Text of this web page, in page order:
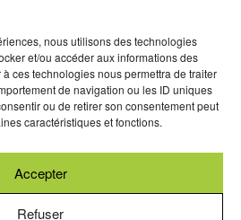
nous utilisons des technologies
et/ou accéder aux informations des
ces technologies nous permettra de traiter
de navigation ou les ID uniques
ou de retirer son consentement peut
caractéristiques et fonctions.
Accepter
Refuser